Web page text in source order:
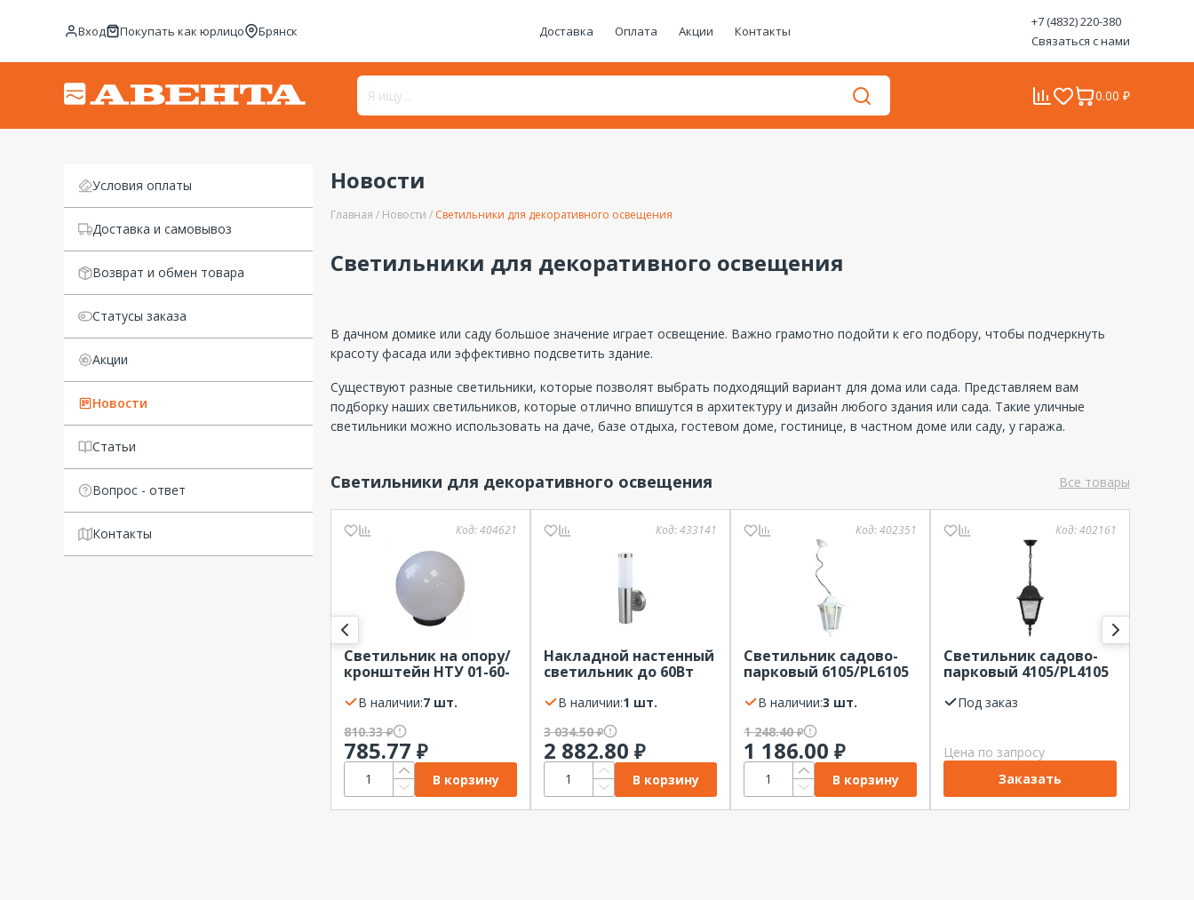
Вход Покупать как юрлицо Брянск Доставка Оплата Акции Контакты
+7 (4832) 220-380
Связаться с нами
0.00 ₽
Условия оплаты
Доставка и самовывоз
Возврат и обмен товара
Статусы заказа
Акции
Новости
Статьи
Вопрос - ответ
Контакты
Новости
Главная Новости Светильники для декоративного освещения
Светильники для декоративного освещения
В дачном домике или саду большое значение играет освещение. Важно грамотно подойти к его подбору, чтобы подчеркнуть
красоту фасада или эффективно подсветить здание.
Существуют разные светильники, которые позволят выбрать подходящий вариант для дома или сада. Представляем вам
подборку наших светильников, которые отлично впишутся в архитектуру и дизайн любого здания или сада. Такие уличные
светильники можно использовать на даче, базе отдыха, гостевом доме, гостинице, в частном доме или саду, у гаража.
Светильники для декоративного освещения Все товары
Код:404621
Светильник на опору/
кронштейн НТУ 01-60-
251 до 60Вт Е27 шар
опал d=250мм IP44 ЭРА
В наличии:
7 шт.
810.33₽
785.77 ₽
В корзину
Код:433141
Накладной настенный
светильник до 60Вт
HOROZ
В наличии:
1 шт.
3 034.50₽
2 882.80 ₽
В корзину
Код:402351
Светильник садово-
парковый 6105/PL6105
шестигранный на
цепочке до 60Вт Е27
белый IP44 FERON
В наличии:
3 шт.
1 248.40₽
1 186.00 ₽
В корзину
Код:402161
Светильник садово-
парковый 4105/PL4105
четырехгранный на
цепочке до 60Вт Е27
Под заказ
Цена по запросу
Заказать